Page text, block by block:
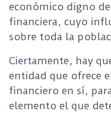
económico digno
financiera, cuyo
sobre toda la
Ciertamente, hay
entidad que ofrece
financiero en sí,
elemento el que